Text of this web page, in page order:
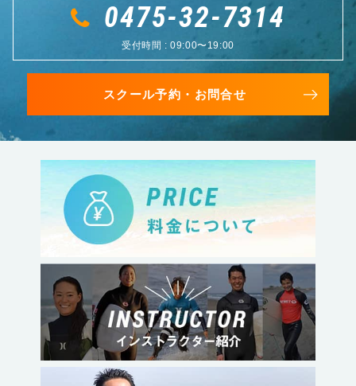
0475-32-7314
受付時間 : 09:00〜19:00
スクール予約・お問合せ